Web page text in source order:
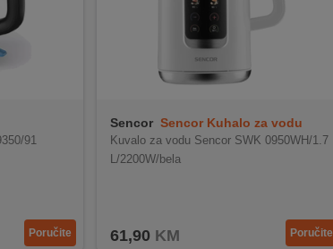
91
Poručite
Sencor Sencor Kuhalo za vodu
SWK 0950WH
Kuvalo za vodu Sencor SWK 0950WH/1.7
L/2200W/bela
61,90 KM Poručite